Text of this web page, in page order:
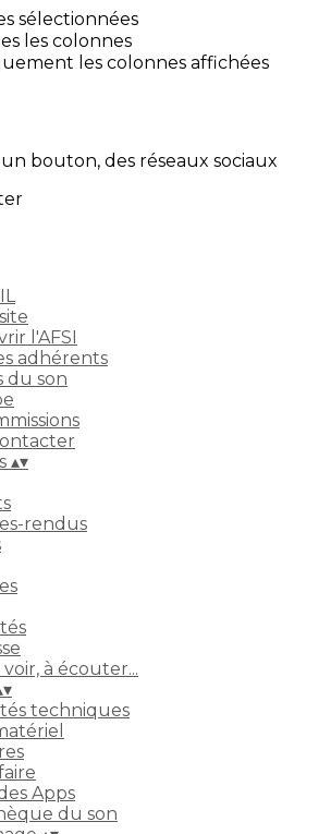
sélectionnées
les colonnes
les colonnes affichées
bouton, des réseaux sociaux
l'AFSI
adhérents
du son
▴▾
rendus
voir, à écouter...
▾
techniques
Apps
du son